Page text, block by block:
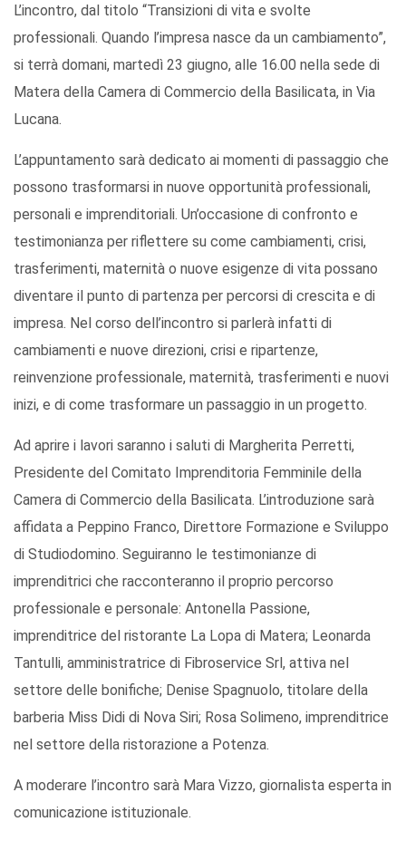
L’incontro, dal titolo “Transizioni di vita e svolte
professionali. Quando l’impresa nasce da un cambiamento”,
si terrà domani, martedì 23 giugno, alle 16.00 nella sede di
Matera della Camera di Commercio della Basilicata, in Via
Lucana.
L’appuntamento sarà dedicato ai momenti di passaggio che
possono trasformarsi in nuove opportunità professionali,
personali e imprenditoriali. Un’occasione di confronto e
testimonianza per riflettere su come cambiamenti, crisi,
trasferimenti, maternità o nuove esigenze di vita possano
diventare il punto di partenza per percorsi di crescita e di
impresa. Nel corso dell’incontro si parlerà infatti di
cambiamenti e nuove direzioni, crisi e ripartenze,
reinvenzione professionale, maternità, trasferimenti e nuovi
inizi, e di come trasformare un passaggio in un progetto.
Ad aprire i lavori saranno i saluti di Margherita Perretti,
Presidente del Comitato Imprenditoria Femminile della
Camera di Commercio della Basilicata. L’introduzione sarà
affidata a Peppino Franco, Direttore Formazione e Sviluppo
di Studiodomino. Seguiranno le testimonianze di
imprenditrici che racconteranno il proprio percorso
professionale e personale: Antonella Passione,
imprenditrice del ristorante La Lopa di Matera; Leonarda
Tantulli, amministratrice di Fibroservice Srl, attiva nel
settore delle bonifiche; Denise Spagnuolo, titolare della
barberia Miss Didi di Nova Siri; Rosa Solimeno, imprenditrice
nel settore della ristorazione a Potenza.
A moderare l’incontro sarà Mara Vizzo, giornalista esperta in
comunicazione istituzionale.